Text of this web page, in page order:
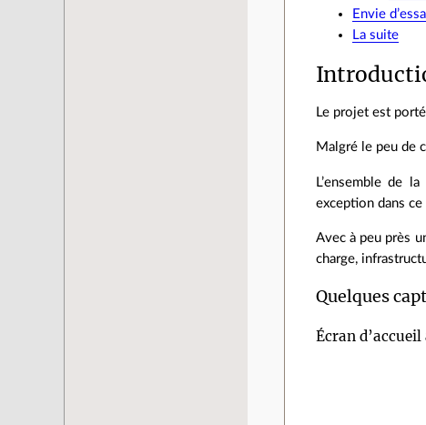
Envie
La suite
Le projet est
Malgré le peu de
L’ensemble de
exception dans ce
Avec à peu près
charge,
Quelques
Écran